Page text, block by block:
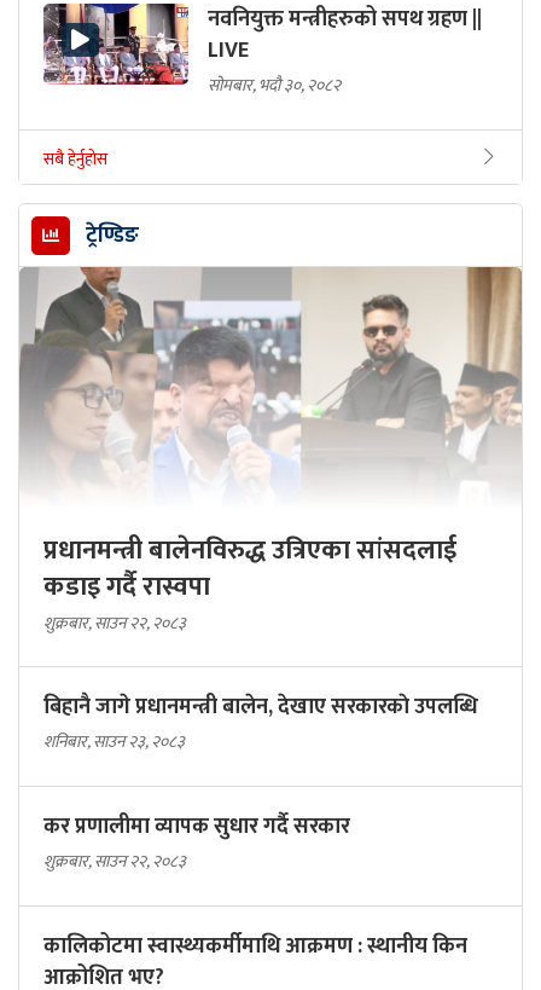
नवनियुक्त मन्त्रीहरुको सपथ ग्रहण ||
LIVE
सोमबार, भदौ ३०, २०८२
सबै हेर्नुहोस
ट्रेण्डिङ
प्रधानमन्त्री बालेनविरुद्ध उत्रिएका सांसदलाई
कडाइ गर्दै रास्वपा
शुक्रबार, साउन २२, २०८३
बिहानै जागे प्रधानमन्त्री बालेन, देखाए सरकारकाे उपलब्धि
शनिबार, साउन २३, २०८३
कर प्रणालीमा व्यापक सुधार गर्दै सरकार
शुक्रबार, साउन २२, २०८३
कालिकोटमा स्वास्थ्यकर्मीमाथि आक्रमण : स्थानीय किन
आक्रोशित भए?